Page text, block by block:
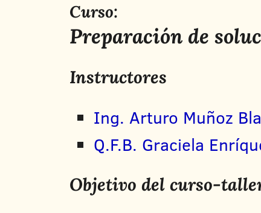
Curso:
Preparación de
Instructores
Ing. Arturo Muñoz
Q.F.B. Graciela
Objetivo del curso-